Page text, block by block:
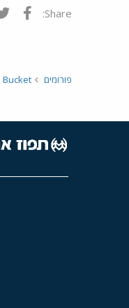
Share:
פורומים Bucket